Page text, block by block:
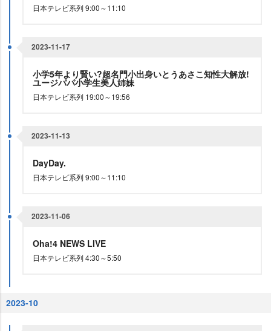
日本テレビ系列 9:00～11:10
2023-11-17
小学5年より賢い?超名門小出身いとうあさこ知性大解放!
ユージパパ小学生美人姉妹
日本テレビ系列 19:00～19:56
2023-11-13
DayDay.
日本テレビ系列 9:00～11:10
2023-11-06
Oha!4 NEWS LIVE
日本テレビ系列 4:30～5:50
2023-10